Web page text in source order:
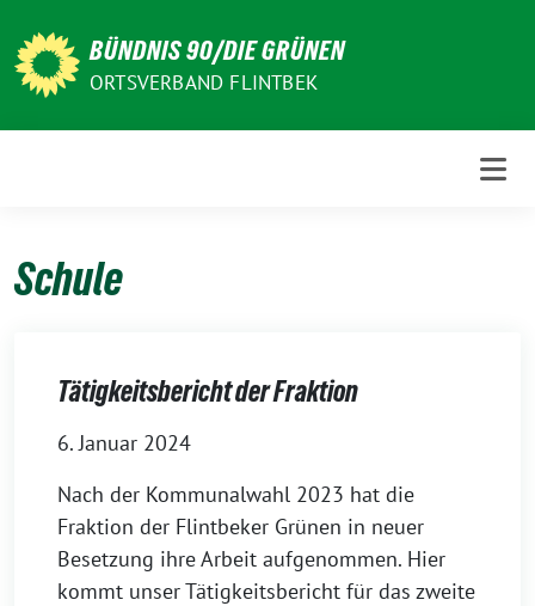
zum
Inhalt
BÜNDNIS 90/DIE GRÜNEN
ORTSVERBAND FLINTBEK
Schule
Tätigkeitsbericht der Fraktion
6. Januar 2024
Nach der Kommunalwahl 2023 hat die
Fraktion der Flintbeker Grünen in neuer
Besetzung ihre Arbeit aufgenommen. Hier
kommt unser Tätigkeitsbericht für das zweite